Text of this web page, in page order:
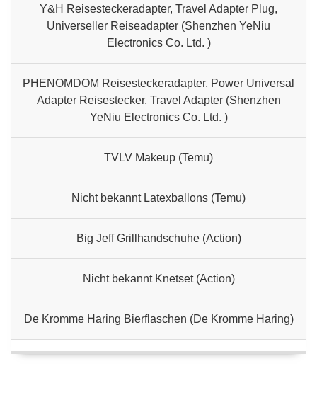
Y&H Reisesteckeradapter, Travel Adapter Plug,
Universeller Reiseadapter (Shenzhen YeNiu
Electronics Co. Ltd. )
PHENOMDOM Reisesteckeradapter, Power Universal
Adapter Reisestecker, Travel Adapter (Shenzhen
YeNiu Electronics Co. Ltd. )
TVLV Makeup (Temu)
Nicht bekannt Latexballons (Temu)
Big Jeff Grillhandschuhe (Action)
Nicht bekannt Knetset (Action)
De Kromme Haring Bierflaschen (De Kromme Haring)